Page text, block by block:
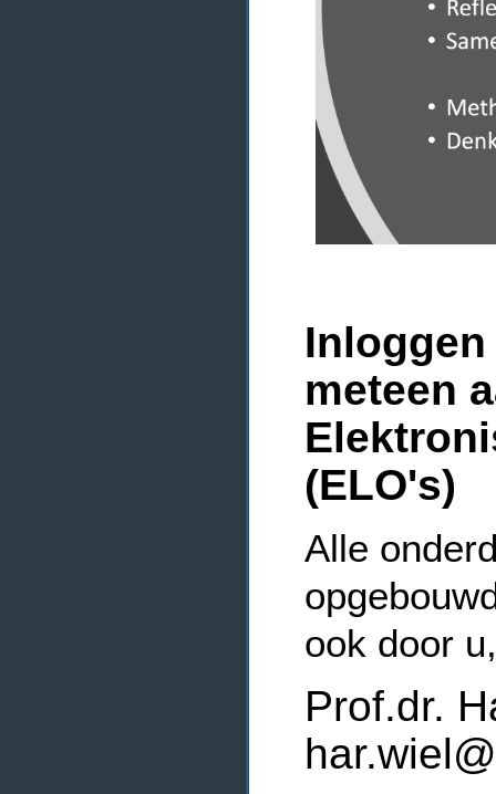
meteen
(ELO's)
Alle
ook door
Prof.dr.